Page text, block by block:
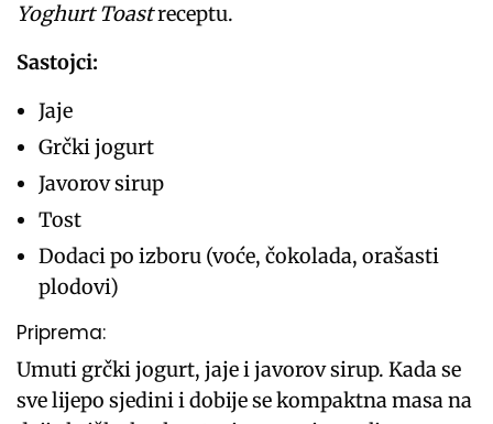
Yoghurt Toastreceptu.
Sastojci:
Jaje
Grčki jogurt
Javorov sirup
Tost
Dodaci po izboru (voće, čokolada, orašasti
plodovi)
Priprema:
Umuti grčki jogurt, jaje i javorov sirup. Kada se
sve lijepo sjedini i dobije se kompaktna masa na